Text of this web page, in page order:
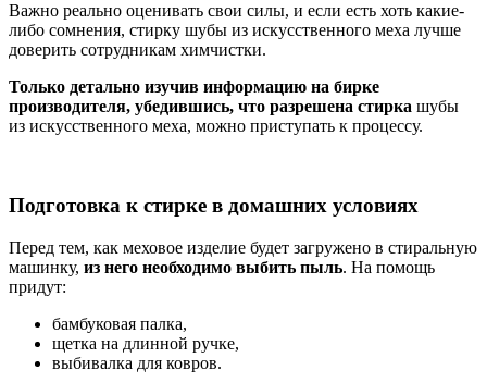
Важно реально оценивать свои силы, и если есть хоть какие-
либо сомнения, стирку шубы из искусственного меха лучше
доверить сотрудникам химчистки.
Только детально изучив информацию на бирке
производителя, убедившись, что разрешена стирка шубы
из искусственного меха, можно приступать к процессу.
Подготовка к стирке в домашних условиях
Перед тем, как меховое изделие будет загружено в стиральную
машинку, из него необходимо выбить пыль. На помощь
придут:
бамбуковая палка,
щетка на длинной ручке,
выбивалка для ковров.